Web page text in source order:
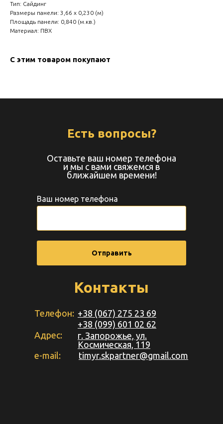
Тип: Сайдинг
Размеры панели: 3,66 х 0,230 (м)
Площадь панели: 0,840 (м.кв.)
Материал: ПВХ
С этим товаром покупают
Контакты
Телефон:
Адрес:
+38 (067) 275 23 69
г. Запорожье, ул.
Космическая, 119
Ваш номер телефона
Отправить
Есть вопросы?
Оставьте ваш номер телефона
и мы с вами свяжемся в
ближайшем времени!
+38 (099) 601 02 62
e-mail: timyr.skpartner@gmail.com